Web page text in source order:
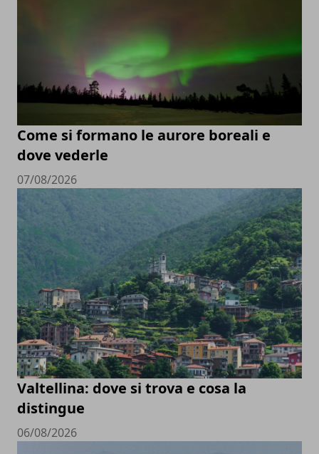
Come si formano le aurore boreali e
dove vederle
07/08/2026
Valtellina: dove si trova e cosa la
distingue
06/08/2026